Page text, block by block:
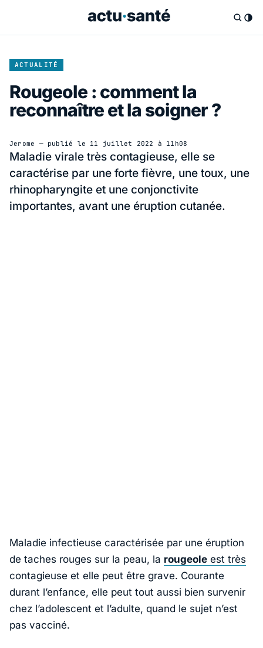
ACTUALITÉ
Rougeole : comment la
reconnaître et la soigner ?
Jerome — publié le 11 juillet 2022 à 11h08
Maladie virale très contagieuse, elle se
caractérise par une forte fièvre, une toux, une
rhinopharyngite et une conjonctivite
importantes, avant une éruption cutanée.
Maladie infectieuse caractérisée par une éruption
de taches rouges sur la peau, la rougeole est très
contagieuse et elle peut être grave. Courante
durant l’enfance, elle peut tout aussi bien survenir
chez l’adolescent et l’adulte, quand le sujet n’est
pas vacciné.